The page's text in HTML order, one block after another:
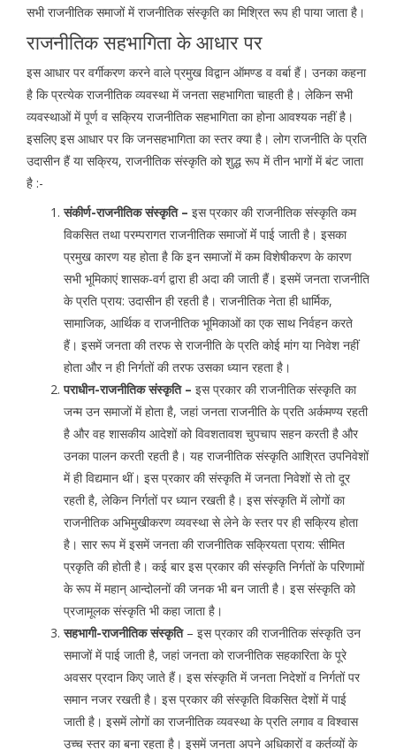
सभी राजनीतिक समाजों में राजनीतिक संस्कृति का मिश्रित रूप ही पाया जाता है।
राजनीतिक सहभागिता के आधार पर
इस आधार पर वर्गीकरण करने वाले प्रमुख विद्वान ऑमण्ड व वर्बा हैं। उनका कहना
है कि प्रत्येक राजनीतिक व्यवस्था में जनता सहभागिता चाहती है। लेकिन सभी
व्यवस्थाओं में पूर्ण व सक्रिय राजनीतिक सहभागिता का होना आवश्यक नहीं है।
इसलिए इस आधार पर कि जनसहभागिता का स्तर क्या है। लोग राजनीति के प्रति
उदासीन हैं या सक्रिय, राजनीतिक संस्कृति को शुद्ध रूप में तीन भागों में बंट जाता
है :-
संकीर्ण-राजनीतिक संस्कृति – इस प्रकार की राजनीतिक संस्कृति कम
विकसित तथा परम्परागत राजनीतिक समाजों मेंं पाई जाती है। इसका
प्रमुख कारण यह होता है कि इन समाजों में कम विशेषीकरण के कारण
सभी भूमिकाएं शासक-वर्ग द्वारा ही अदा की जाती हैं। इसमें जनता राजनीति
के प्रति प्राय: उदासीन ही रहती है। राजनीतिक नेता ही धार्मिक,
सामाजिक, आर्थिक व राजनीतिक भूमिकाओं का एक साथ निर्वहन करते
हैं। इसमें जनता की तरफ से राजनीति के प्रति कोई मांग या निवेश नहीं
होता और न ही निर्गतों की तरफ उसका ध्यान रहता है।
पराधीन-राजनीतिक संस्कृति – इस प्रकार की राजनीतिक संस्कृति का
जन्म उन समाजों में होता है, जहां जनता राजनीति के प्रति अर्कमण्य रहती
है और वह शासकीय आदेशों को विवशतावश चुपचाप सहन करती है और
उनका पालन करती रहती है। यह राजनीतिक संस्कृति आश्रित उपनिवेशों
में ही विद्यमान थीं। इस प्रकार की संस्कृति में जनता निवेशों से तो दूर
रहती है, लेकिन निर्गतों पर ध्यान रखती है। इस संस्कृति में लोगों का
राजनीतिक अभिमुखीकरण व्यवस्था से लेने के स्तर पर ही सक्रिय होता
है। सार रूप में इसमें जनता की राजनीतिक सक्रियता प्राय: सीमित
प्रकृति की होती है। कई बार इस प्रकार की संस्कृति निर्गतों के परिणामों
के रूप में महान् आन्दोलनों की जनक भी बन जाती है। इस संस्कृति को
प्रजामूलक संस्कृति भी कहा जाता है।
सहभागी-राजनीतिक संस्कृति – इस प्रकार की राजनीतिक संस्कृति उन
समाजों में पाई जाती है, जहां जनता को राजनीतिक सहकारिता के पूरे
अवसर प्रदान किए जाते हैं। इस संस्कृति में जनता निदेशों व निर्गतों पर
समान नजर रखती है। इस प्रकार की संस्कृति विकसित देशों में पाई
जाती है। इसमें लोगों का राजनीतिक व्यवस्था के प्रति लगाव व विश्वास
उच्च स्तर का बना रहता है। इसमें जनता अपने अधिकारों व कर्तव्यों के